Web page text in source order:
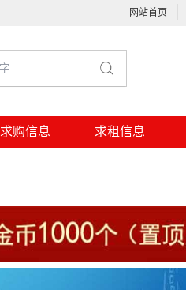
网站首页
求购信息 求租信息